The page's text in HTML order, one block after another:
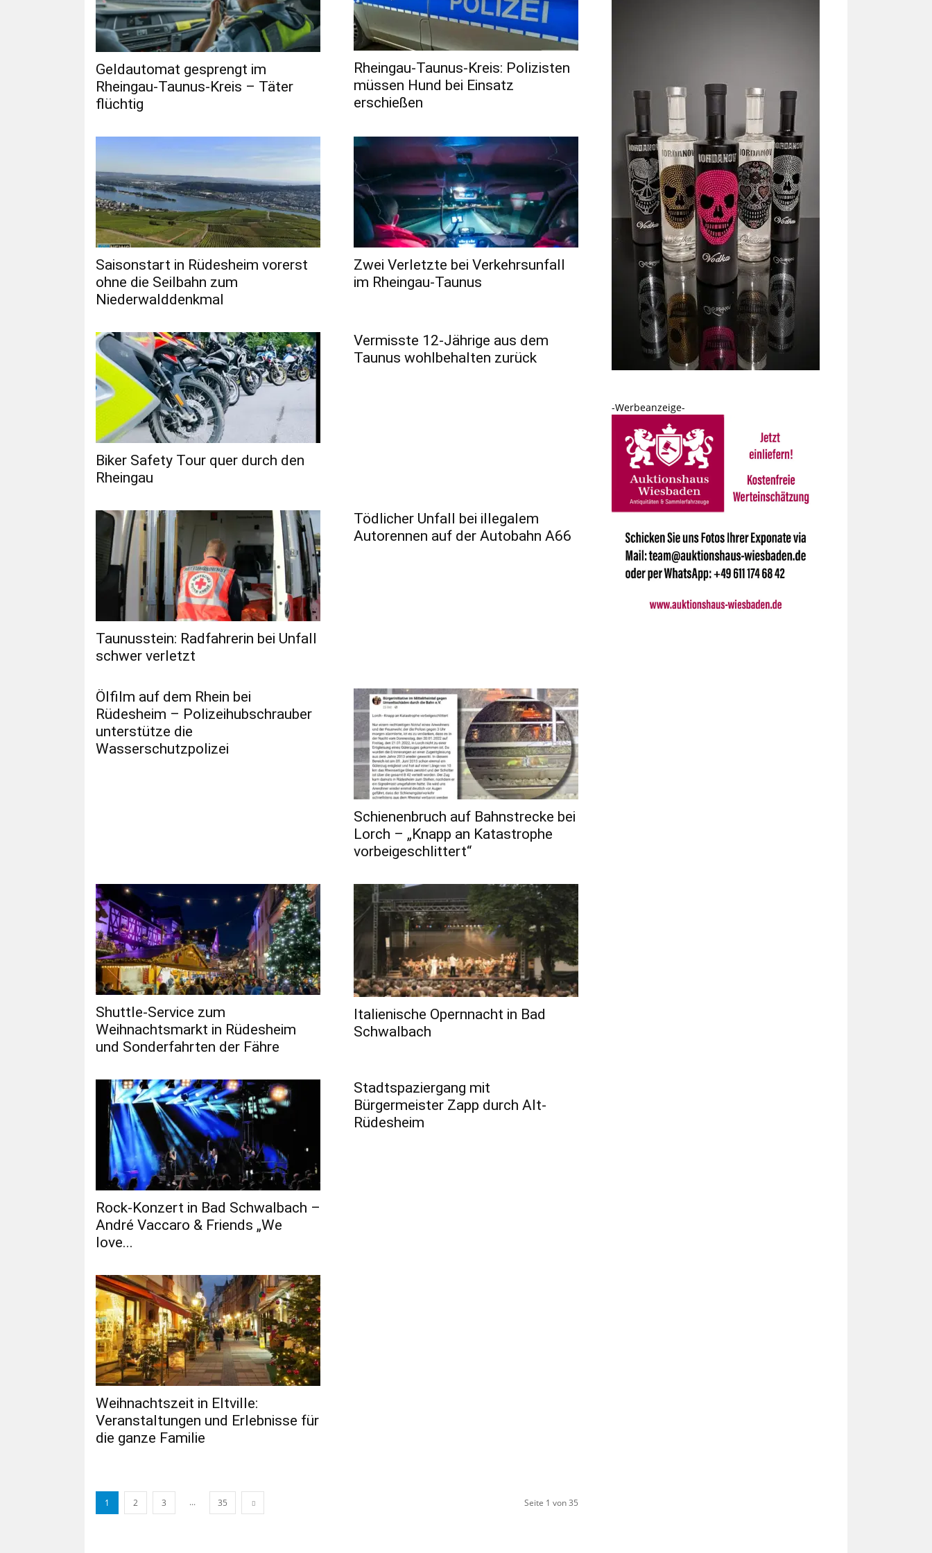
Geldautomat gesprengt im
Rheingau-Taunus-Kreis – Täter
flüchtig
Rheingau-Taunus-Kreis: Polizisten
müssen Hund bei Einsatz
erschießen
Saisonstart in Rüdesheim vorerst
ohne die Seilbahn zum
Niederwalddenkmal
Zwei Verletzte bei Verkehrsunfall
im Rheingau-Taunus
Biker Safety Tour quer durch den
Rheingau
Vermisste 12-Jährige aus dem
Taunus wohlbehalten zurück
Taunusstein: Radfahrerin bei Unfall
schwer verletzt
Tödlicher Unfall bei illegalem
Autorennen auf der Autobahn A66
Ölfilm auf dem Rhein bei
Rüdesheim – Polizeihubschrauber
unterstütze die
Wasserschutzpolizei
Schienenbruch auf Bahnstrecke bei
Lorch – „Knapp an Katastrophe
vorbeigeschlittert“
Shuttle-Service zum
Weihnachtsmarkt in Rüdesheim
und Sonderfahrten der Fähre
Italienische Opernnacht in Bad
Schwalbach
Rock-Konzert in Bad Schwalbach –
André Vaccaro & Friends „We
love...
Stadtspaziergang mit
Bürgermeister Zapp durch Alt-
Rüdesheim
Weihnachtszeit in Eltville:
Veranstaltungen und Erlebnisse für
die ganze Familie
1 2 3 ... 35 Seite 1 von 35
-Werbeanzeige-